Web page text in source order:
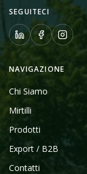
SEGUITECI
NAVIGAZIONE
Chi Siamo
Mirtilli
Prodotti
Export / B2B
Contatti